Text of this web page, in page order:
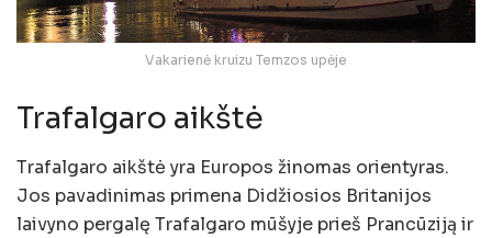
Vakarienė kruizu Temzos upėje
Trafalgaro aikštė
Trafalgaro aikštė yra Europos žinomas orientyras.
Jos pavadinimas primena Didžiosios Britanijos
laivyno pergalę Trafalgaro mūšyje prieš Prancūziją ir